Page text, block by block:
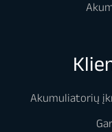
Akumuliatorių